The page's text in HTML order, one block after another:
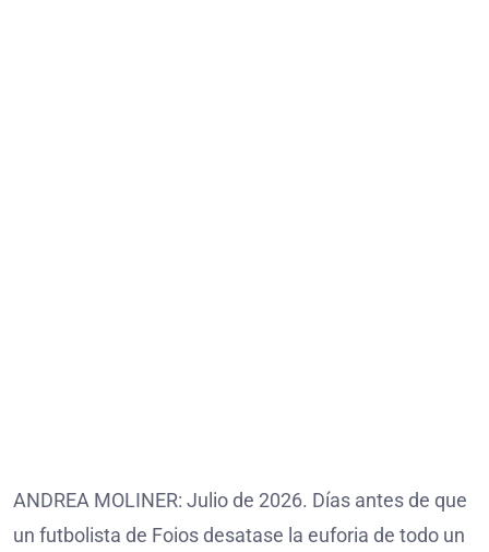
ANDREA MOLINER: Julio de 2026. Días antes de que
un futbolista de Foios desatase la euforia de todo un